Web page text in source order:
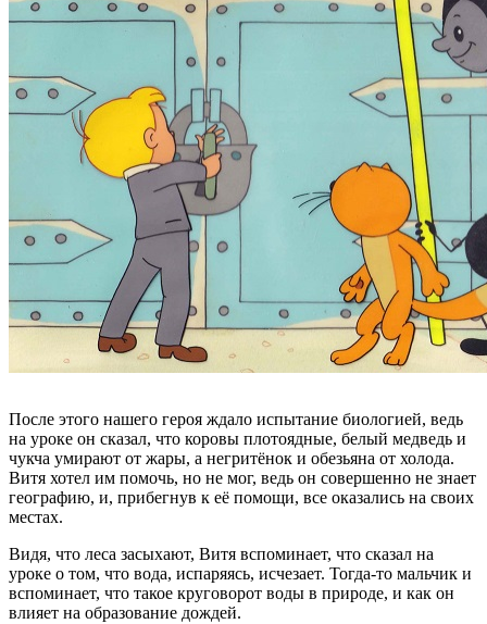
После этого нашего героя ждало испытание биологией, ведь
на уроке он сказал, что коровы плотоядные, белый медведь и
чукча умирают от жары, а негритёнок и обезьяна от холода.
Витя хотел им помочь, но не мог, ведь он совершенно не знает
географию, и, прибегнув к её помощи, все оказались на своих
местах.
Видя, что леса засыхают, Витя вспоминает, что сказал на
уроке о том, что вода, испаряясь, исчезает. Тогда-то мальчик и
вспоминает, что такое круговорот воды в природе, и как он
влияет на образование дождей.